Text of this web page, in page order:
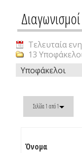
Τελευταία
13
Υποφάκελοι
Σελίδα 1 από 1
Όνομα